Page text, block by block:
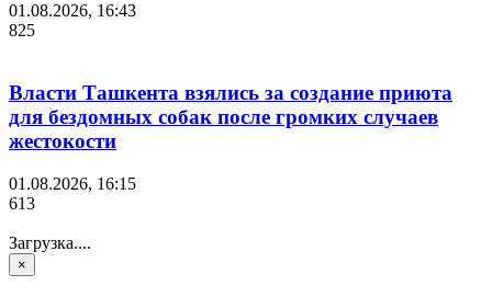
01.08.2026, 16:43
825
Власти Ташкента взялись за создание приюта
для бездомных собак после громких случаев
жестокости
01.08.2026, 16:15
613
Загрузка....
×